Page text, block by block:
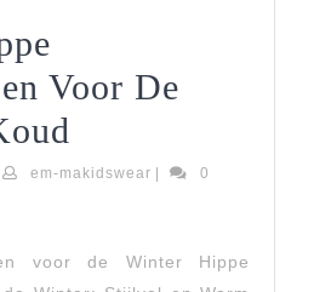
Voor De
Hippe
Voor
em-makidswearem-
0
voor de Winter Hippe